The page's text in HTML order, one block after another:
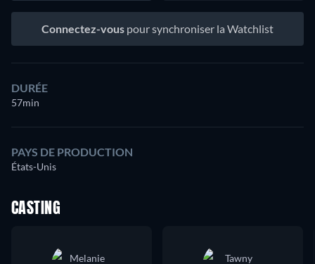
Connectez-vous pour synchroniser la Watchlist
DURÉE
57min
PAYS DE PRODUCTION
États-Unis
CASTING